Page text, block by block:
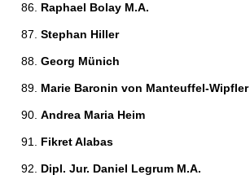
Raphael Bolay M.A.
Stephan Hiller
Georg Münich
Marie Baronin von Manteuffel-Wipfler
Andrea Maria Heim
Fikret Alabas
Dipl. Jur. Daniel Legrum M.A.